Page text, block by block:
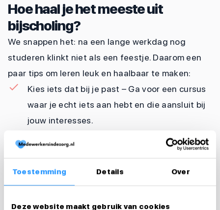
Toestemming Details Over
Deze website maakt gebruik van cookies
Hoe haal je het meeste uit
bijscholing?
We snappen het: na een lange werkdag nog
studeren klinkt niet als een feestje. Daarom een
paar tips om leren leuk en haalbaar te maken:
Kies iets dat bij je past – Ga voor een cursus
waar je echt iets aan hebt en die aansluit bij
jouw interesses.
Maak tijd vrij – Plan je bijscholing in als een
afspraak met jezelf. Je groei is belangrijk!
Vraag je werkgever om ondersteuning – Veel
werkgevers vergoeden scholing of geven je